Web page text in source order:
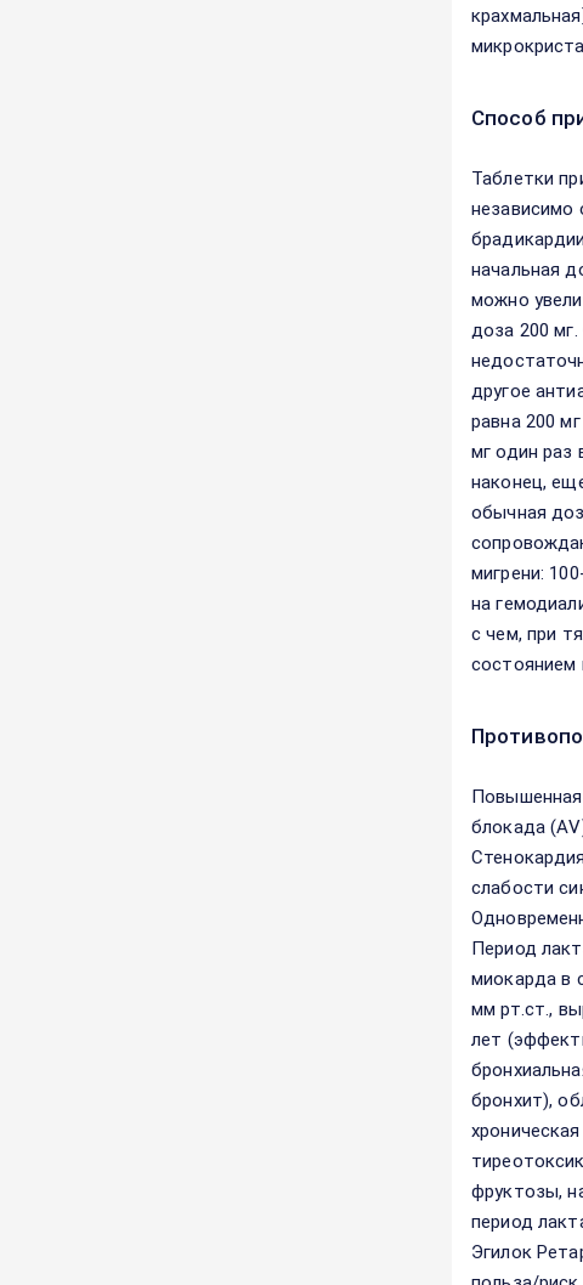
Способ
Таблетки
независимо
начальная
можно
доза 200
другое
равна 200
мг один раз
наконец,
обычная
мигрени:
на
с чем, при
состоянием
Повышенная
блокада
слабости
Период
миокарда в
мм рт.ст.,
лет
бронхит),
фруктозы,
период
Эгилок